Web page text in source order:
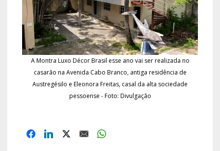
A Montra Luxo Décor Brasil esse ano vai ser realizada no
casarão na Avenida Cabo Branco, antiga residência de
Austregésilo e Eleonora Freitas, casal da alta sociedade
pessoense - Foto: Divulgação